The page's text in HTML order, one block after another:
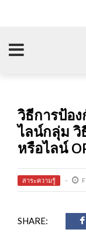
วิธีการป้อ
ไลน์กลุ่ม
หรือไลน์
สาระความรู้
SHARE: